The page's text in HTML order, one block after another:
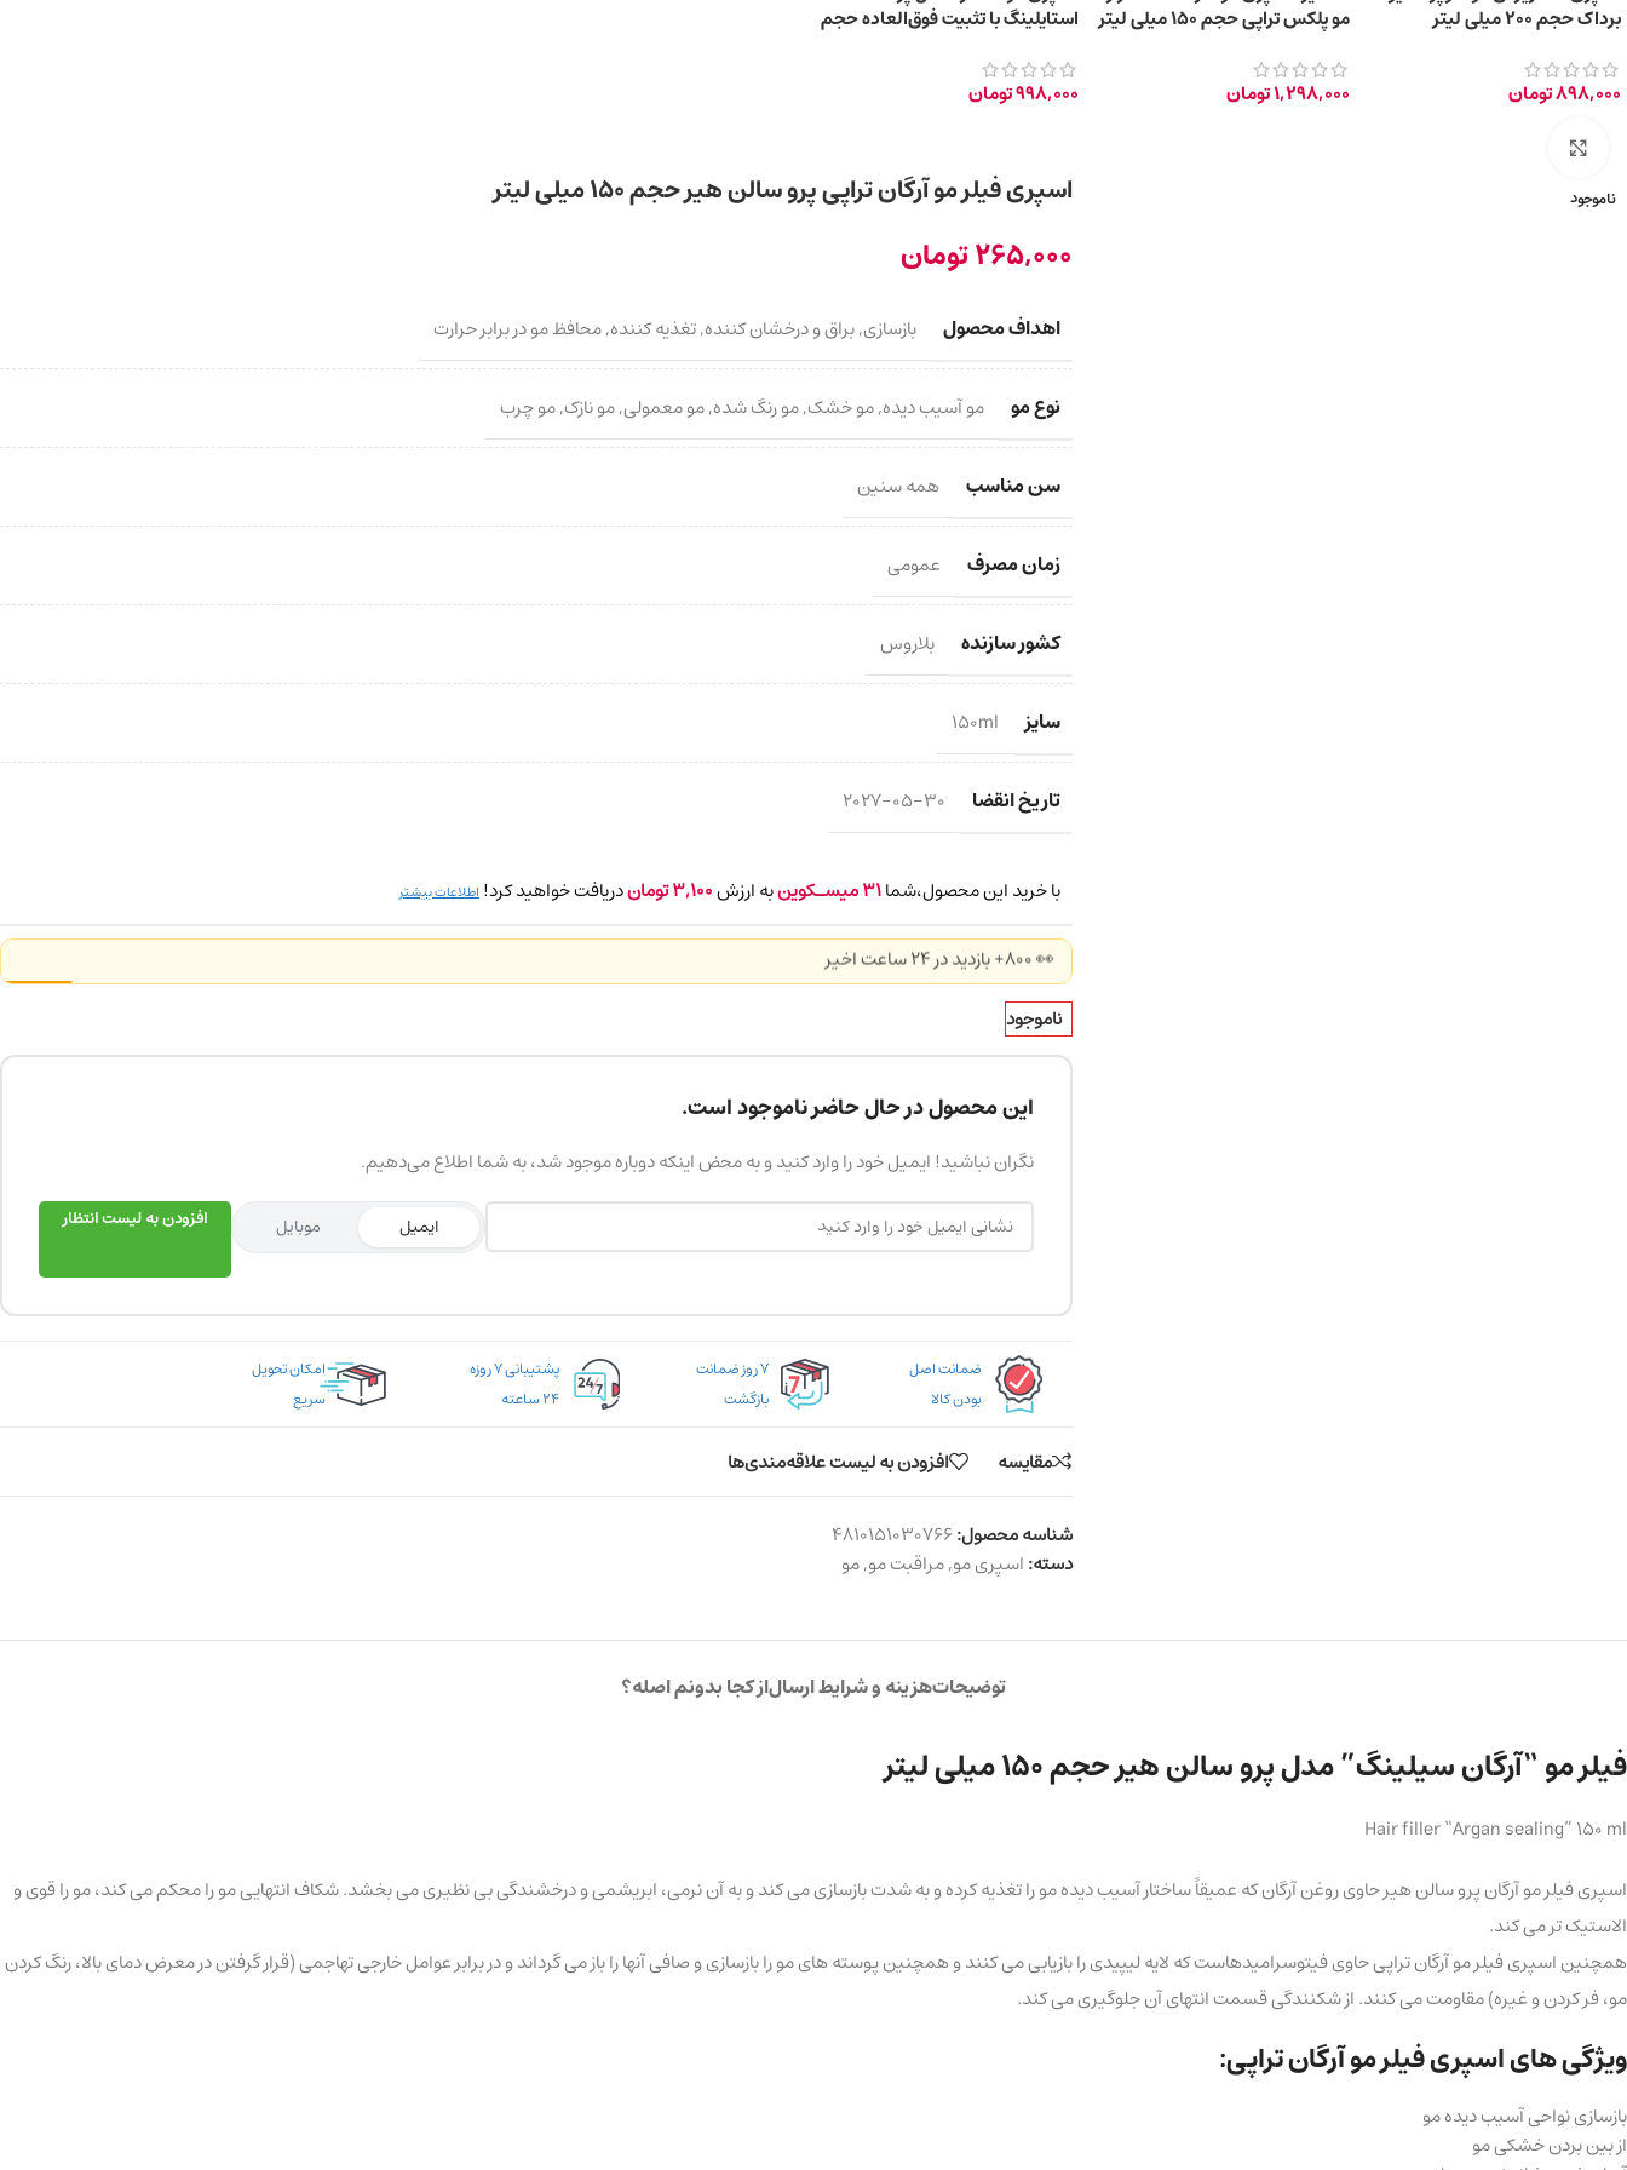
برداک حجم ۲۰۰ میلی لیتر
898,000تومان
مو پلکس تراپی حجم 150 میلی لیتر
1,298,000تومان
استایلینگ با تثبیت فوق‌العاده حجم
998,000تومان
ناموجود اسپری فیلر مو آرگان تراپی پرو سالن هیر حجم 150 میلی لیتر
265,000تومان
اهداف محصول بازسازی,براق و درخشان کننده,تغذیه کننده,محافظ مو در برابر حرارت
نوع مو مو آسیب دیده,مو خشک,مو رنگ شده,مو معمولی,مو نازک,مو چرب
سن مناسب همه سنین
زمان مصرف عمومی
کشور سازنده بلاروس
سایز 150ml
تاریخ انقضا 2027-05-30
با خرید این محصول،شما31میسـکوینبه ارزش3,100توماندریافت خواهید کرد! اطلاعات بیشتر
👀 800+ بازدید در ۲۴ ساعت اخیر
ناموجود
این محصول در حال حاضر ناموجود است.
نگران نباشید! ایمیل خود را وارد کنید و به محض اینکه دوباره موجود شد، به شما اطلاع می‌دهیم.
ایمیل موبایل افزودن به لیست انتظار
ضمانت اصل
بودن کالا
۷ روز ضمانت
بازگشت
پشتیبانی ۷ روزه
۲۴ ساعته
امکان تحویل
سریع
مقایسه افزودن به لیست علاقه‌مندی‌ها
شناسه محصول:4810151030766
دسته:اسپری مو,مراقبت مو,مو
توضیحاتهزینه و شرایط ارسالاز کجا بدونم اصله؟
فیلر مو “آرگان سیلینگ” مدل پرو سالن هیر حجم 150 میلی لیتر
Hair filler “Argan sealing” 150 ml
اسپری فیلر مو آرگان پرو سالن هیر حاوی روغن آرگان که عمیقاً ساختار آسیب دیده مو را تغذیه کرده و به شدت بازسازی می کند و به آن نرمی، ابریشمی و درخشندگی بی نظیری می بخشد. شکاف انتهایی مو را محکم می کند، مو را قوی و
الاستیک تر می کند.
همچنین اسپری فیلر مو آرگان تراپی حاوی فیتوسرامیدهاست که لایه لیپیدی را بازیابی می کنند و همچنین پوسته های مو را بازسازی و صافی آنها را باز می گرداند و در برابر عوامل خارجی تهاجمی (قرار گرفتن در معرض دمای بالا، رنگ کردن
مو، فر کردن و غیره) مقاومت می کنند. از شکنندگی قسمت انتهای آن جلوگیری می کند.
ویژگی های اسپری فیلر مو آرگان تراپی:
بازسازی نواحی آسیب دیده مو
از بین بردن خشکی مو